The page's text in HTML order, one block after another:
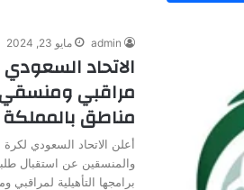
admin مايو 23, 2024
الاتحاد
مراقبي ومنسقي
مناطق بالمملكة
أعلن الاتحاد السعودي لكرة
والمنسقين عن استقبال
برامجها التأهيلية